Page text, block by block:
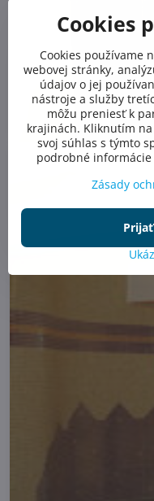
Cookies
Cookies používame
webovej stránky,
údajov o jej
nástroje a služby
môžu preniesť k
krajinách. Kliknutím na
svoj súhlas s týmto
podrobné
Zásady